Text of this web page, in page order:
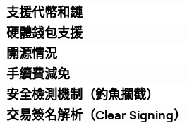
支援代幣和鏈
硬體錢包支援
開源情況
手續費減免
安全檢測機制（釣魚攔截）
交易簽名解析（Clear Signing）